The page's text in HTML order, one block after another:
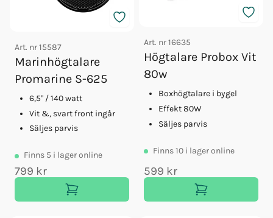
Art. nr15587
Marinhögtalare
Promarine S-625
6,5" / 140 watt
Vit &, svart front ingår
Säljes parvis
Finns 5 i lager online
799 kr
Art. nr16635
Högtalare Probox Vit
80w
Boxhögtalare i bygel
Effekt 80W
Säljes parvis
Finns10 i lager online
599 kr